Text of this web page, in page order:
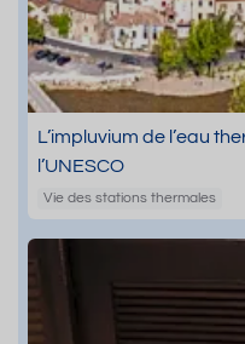
L’impluvium de l’eau
l’UNESCO
Vie des stations thermales